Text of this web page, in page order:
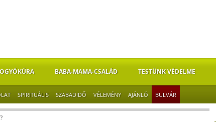
BABA-MAMA-CSALÁD TESTÜNK VÉDELME
SPIRITUÁLIS SZABADIDŐ VÉLEMÉNY AJÁNLÓ BULVÁR